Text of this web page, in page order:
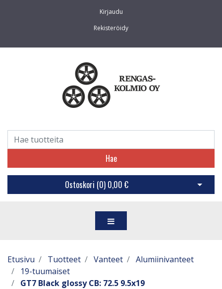
Kirjaudu
Rekisteröidy
Hae
Ostoskori (0) 0,00 € Avaa
Etusivu Tuotteet Vanteet
Alumiinivanteet
19-tuumaiset
GT7 Black glossy CB: 72.5 9.5x19